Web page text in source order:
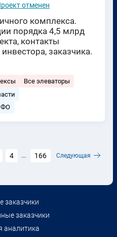
отменен
комплекса.
порядка 4,5 млрд
контакты
заказчика.
Все элеваторы
ФО
4 ... 166 Следующая
заказчики
заказчики
аналитика